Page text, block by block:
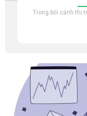
Trong bối cảnh thị